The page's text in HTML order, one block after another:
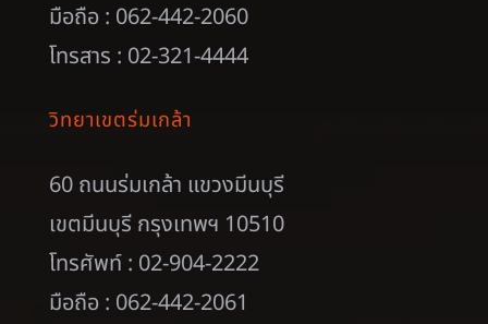
มือถือ : 062-442-2060
โทรสาร : 02-321-4444
วิทยาเขตร่มเกล้า
60 ถนนร่มเกล้า แขวงมีนบุรี
เขตมีนบุรี กรุงเทพฯ 10510
โทรศัพท์ : 02-904-2222
มือถือ : 062-442-2061